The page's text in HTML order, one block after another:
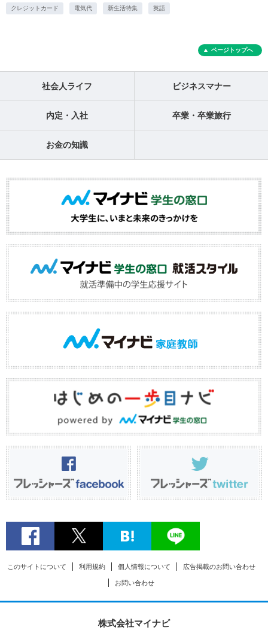
クレジットカード 電気代 新生活特集 英語
ページトップへ
社会人ライフ ビジネスマナー
内定・入社 卒業・卒業旅行
お金の知識
このサイトについて 利用規約 個人情報について 広告掲載のお問い合わせ
お問い合わせ
株式会社マイナビ